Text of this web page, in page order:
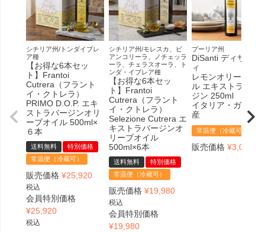
シチリア州/トンダイブレ
ア種
【お得な6本セッ
ト】Frantoi
Cutrera（フラント
イ・クトレラ）
PRIMO D.O.P. エキ
ストラバージンオリ
ーブオイル 500ml×
６本
送料無料
特別価格
常温便（冷蔵可）
販売価格 ¥25,920
税込
会員特別価格
¥25,920
税込
シチリア州/モレスカ、ビ
アンコリーラ、ノチェッラ
ーラ、チェラスオーラ、ト
ンダ・イブレア種
【お得な6本セッ
ト】Frantoi
Cutrera（フラント
イ・クトレラ）
Selezione Cutrera エ
キストラバージンオ
リーブオイル
500ml×6本
送料無料
特別価格
常温便（冷蔵可）
販売価格 ¥19,980
税込
会員特別価格
¥19,980
プーリア州
DiSanti ディサンテ
ィ
レモンオリーブオ
ル エキストラヴァ
ジン 250ml
イタリア・ガルガ
産
常温便（冷蔵可）
販売価格 ¥3,078